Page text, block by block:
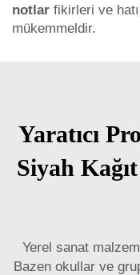
notlar fikirleri ve
mükemmeldir.
Yaratıcı
Siyah
Yerel sanat
Bazen okullar ve